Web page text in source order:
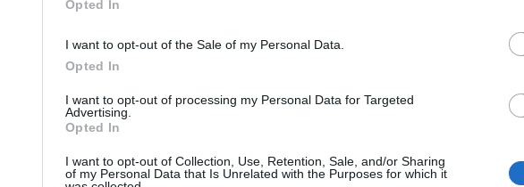
Opted In
I want to opt-out of the Sale of my Personal Data.
Opted In
I want to opt-out of processing my Personal Data for Targeted
Advertising.
Opted In
I want to opt-out of Collection, Use, Retention, Sale, and/or Sharing
of my Personal Data that Is Unrelated with the Purposes for which it
νέου
στο Τορόντο
Ελπιδοφόρος προς Απόστολο: «Να έχετε